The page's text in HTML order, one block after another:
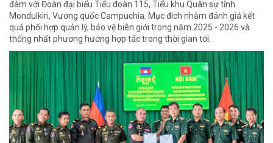
đàm với Đoàn đại biểu Tiểu đoàn 115, Tiểu khu Quân sự tỉnh
Mondulkiri, Vương quốc Campuchia. Mục đích nhằm đánh giá kết
quả phối hợp quản lý, bảo vệ biên giới trong năm 2025 - 2026 và
thống nhất phương hướng hợp tác trong thời gian tới.